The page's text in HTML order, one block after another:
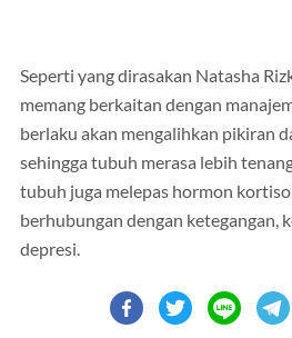
Seperti yang dirasakan Natasha
memang berkaitan dengan
berlaku akan mengalihkan pikiran
sehingga tubuh merasa lebih
tubuh juga melepas hormon
berhubungan dengan ketegangan,
depresi.